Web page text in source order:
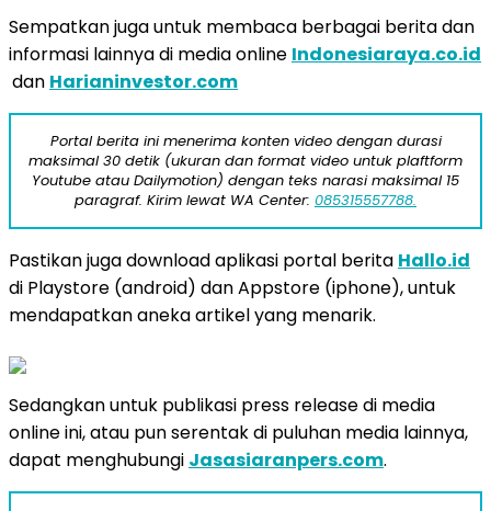
Sempatkan juga untuk membaca berbagai berita dan
informasi lainnya di media online Indonesiaraya.co.id
dan Harianinvestor.com
Portal berita ini menerima konten video dengan durasi
maksimal 30 detik (ukuran dan format video untuk plaftform
Youtube atau Dailymotion) dengan teks narasi maksimal 15
paragraf. Kirim lewat WA Center: 085315557788.
Pastikan juga download aplikasi portal berita Hallo.id
di Playstore (android) dan Appstore (iphone), untuk
mendapatkan aneka artikel yang menarik.
Sedangkan untuk publikasi press release di media
online ini, atau pun serentak di puluhan media lainnya,
dapat menghubungi Jasasiaranpers.com.